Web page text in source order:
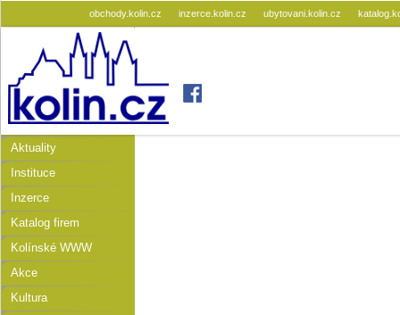
obchody.kolin.cz inzerce.kolin.cz ubytovani.kolin.cz
Aktuality
Instituce
Inzerce
Katalog firem
Kolínské WWW
Akce
Kultura